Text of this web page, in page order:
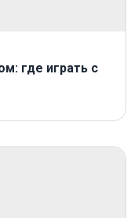
где играть с